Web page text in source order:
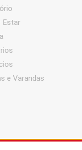
Estar
e Varandas